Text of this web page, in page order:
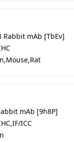
Rabbit mAb [TbEv]
mAb [9h8P]
ICC